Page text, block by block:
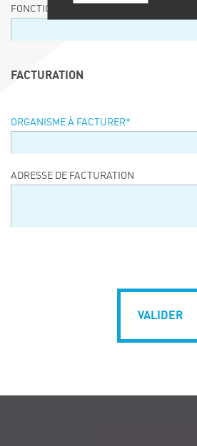
FONCTION
FACTURATION
ORGANISME À FACTURER*
ADRESSE DE FACTURATION
VALIDER